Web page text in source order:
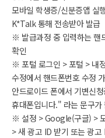
모바일 학생증/신분증앱 실
K*Talk 통해 전송받아 발급
※ 발급과정 중 입력하는 핸
확인
※ 포털 로그인 > 포털 > 내
수정에서 핸드폰번호 수정
안드로이드 폰에서 기변신
휴대폰입니다." 라는 문구가
※ 설정 > Google(구글) >
> 새 광고 ID 받기 또는 광